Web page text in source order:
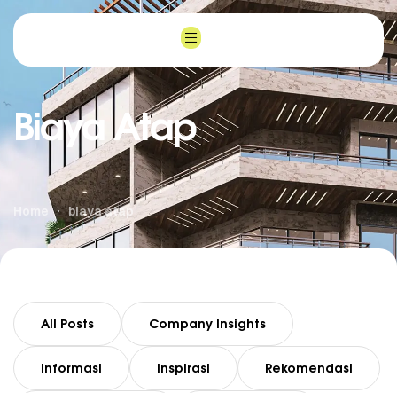
Biaya Atap
biaya atap
All Posts Company Insights
Informasi Inspirasi Rekomendasi